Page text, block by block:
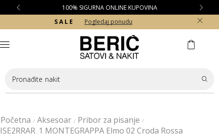
100% SIGURNA ONLINE KUPOVINA
S A L E
Pogledaj ponudu
Pronađite ogrlicu
Početna / Aksesoar / Pribor za pisanje /
ISE2RRAR_1 MONTEGRAPPA Elmo 02 Croda Rossa